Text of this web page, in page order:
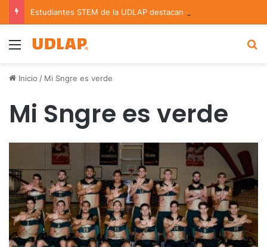
Menu
Inicio / Mi Sngre es verde
Mi Sngre es verde